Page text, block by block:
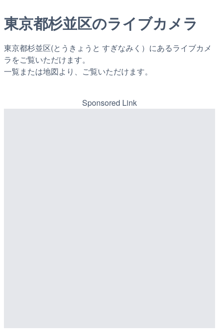
東京都杉並区のライブカメラ
東京都杉並区(とうきょうと すぎなみく）にあるライブカメ
ラをご覧いただけます。
一覧または地図より、ご覧いただけます。
Sponsored Link